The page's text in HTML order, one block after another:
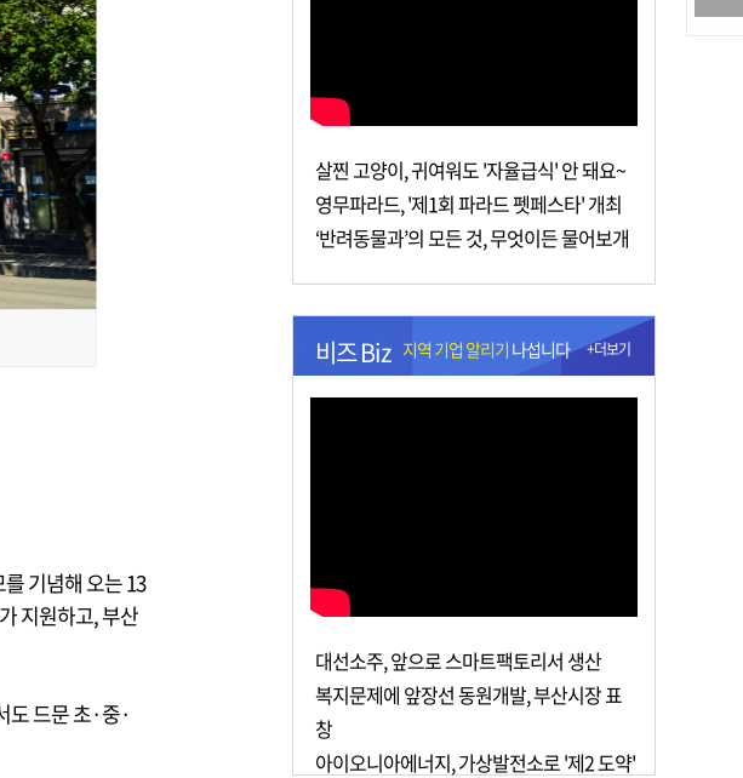
기념해 오는 13
지원하고, 부산
도 드문 초·중·
살찐 고양이, 귀여워도 '자율급식' 안 돼요~
영무파라드, '제1회 파라드 펫페스타' 개최
‘반려동물과’의 모든 것, 무엇이든 물어보개
비즈 Biz 지역 기업 알리기 나섭니다 +더보기
대선소주, 앞으로 스마트팩토리서 생산
복지문제에 앞장선 동원개발, 부산시장 표
창
아이오니아에너지, 가상발전소로 '제2 도약'